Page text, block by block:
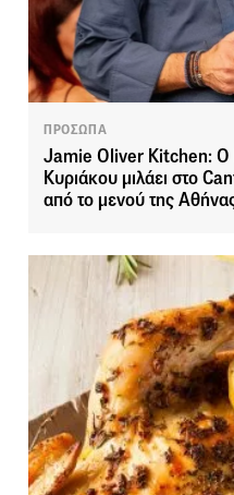
ΠΡΟΣΩΠΑ
Jamie Oliver Kitchen: Ο
Κυριάκου μιλάει στο
από το μενού της